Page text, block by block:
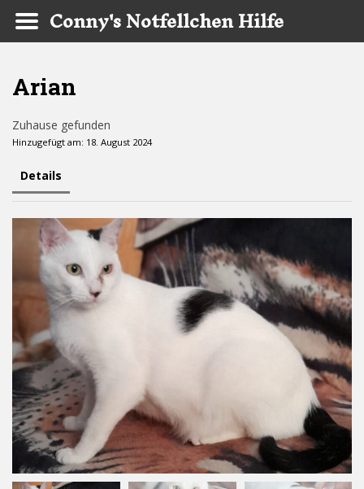
Arian
Zuhause gefunden
Hinzugefügt am: 18. August 2024
Details
Conny's Notfellchen Hilfe